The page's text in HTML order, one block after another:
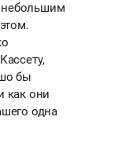
небольшим
бы
как они
одна